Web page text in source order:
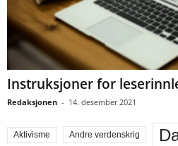
Instruksjoner for
Redaksjonen - 14. desember 2021
Aktivisme Andre verdenskrig